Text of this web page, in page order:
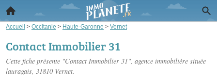
Accueil > Occitanie > Haute-Garonne > Vernet
Contact Immobilier 31
Cette fiche présente "Contact Immobilier 31", agence immobilière située
lauragais, 31810 Vernet.